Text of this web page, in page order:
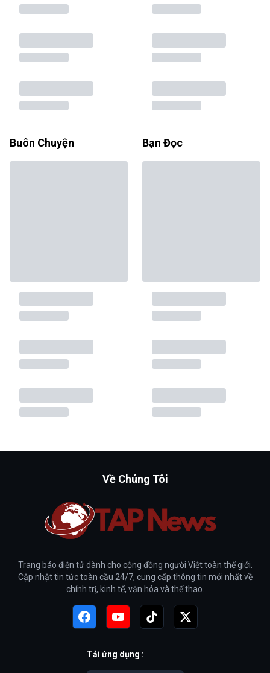
Buôn Chuyện Bạn Đọc
Về Chúng Tôi
Trang báo điện tử dành cho cộng đồng người Việt toàn thế giới.
Cập nhật tin tức toàn cầu 24/7, cung cấp thông tin mới nhất về
chính trị, kinh tế, văn hóa và thể thao.
Tải ứng dụng :